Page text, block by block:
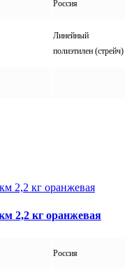
Россия
Линейный
полиэтилен (стрейч)
2,2 кг оранжевая
Россия